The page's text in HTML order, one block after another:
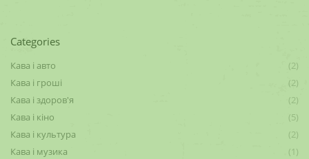
Categories
Кава і авто
(2)
Кава і гроші
(2)
Кава і здоров'я
(2)
Кава і кіно
(5)
Кава і культура
(2)
Кава і музика
(1)